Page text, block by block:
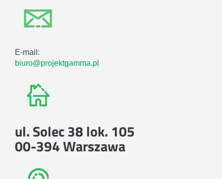
E-mail:
biuro@projektgamma.pl
ul. Solec 38 lok. 105
00-394 Warszawa